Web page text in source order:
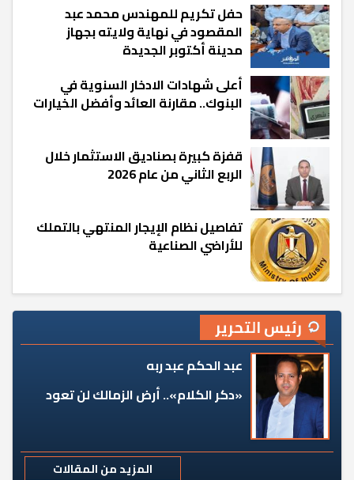
حفل تكريم للمهندس محمد عبد
المقصود في نهاية ولايته بجهاز
مدينة أكتوبر الجديدة
أعلى شهادات الادخار السنوية في
البنوك.. مقارنة العائد وأفضل الخيارات
قفزة كبيرة بصناديق الاستثمار خلال
الربع الثاني من عام 2026
تفاصيل نظام الإيجار المنتهي بالتملك
للأراضي الصناعية
رئيس التحرير
عبد الحكم عبد ربه
«دكر الكلام».. أرض الزمالك لن تعود
المزيد من المقالات